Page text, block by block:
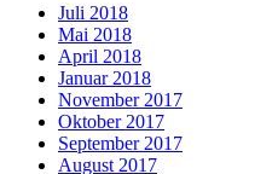
Juli 2018
Mai 2018
April 2018
Januar 2018
November 2017
Oktober 2017
September 2017
August 2017